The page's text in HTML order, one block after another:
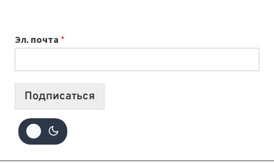
2026:
10
Эл. почта *
Подписаться